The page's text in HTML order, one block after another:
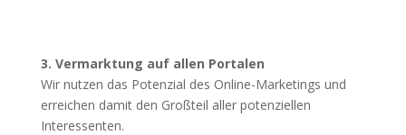
3. Vermarktung auf allen Portalen
Wir nutzen das Potenzial des Online-Marketings und
erreichen damit den Großteil aller potenziellen
Interessenten.